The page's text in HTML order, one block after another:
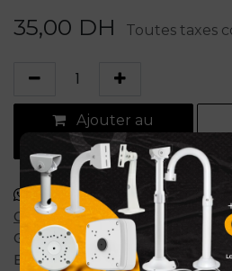
35,00 DH Toutes taxes
Ajouter au
panier
Commander via WhatsApp
Conditions générales
Garantie satisfait ou
Expédition : 2-4 jours ouvrables